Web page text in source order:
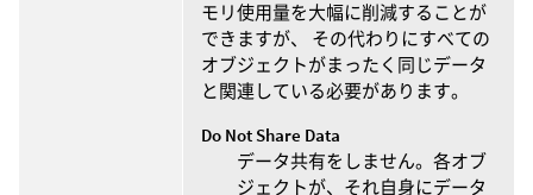
モリ使用量を大幅に削減することが
できますが、 その代わりにすべての
オブジェクトがまったく同じデータ
と関連している必要があります。
Do Not Share Data
データ共有をしません。各オブ
ジェクトが、それ自身にデータ